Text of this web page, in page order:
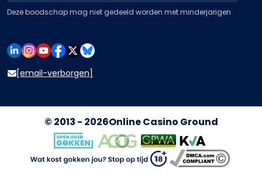
Deze boodschap mag niet gedeeld worden met minderjarigen
[email-verborgen]
© 2013 - 2026Online Casino Ground